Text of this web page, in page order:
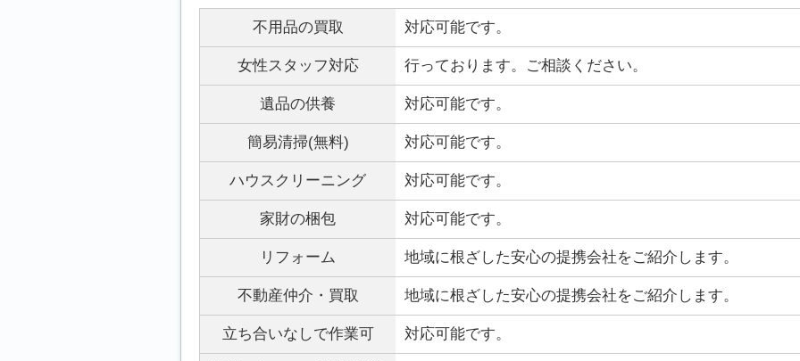
不用品の買取 対応可能です。
女性スタッフ対応 行っております。ご相談ください。
遺品の供養 対応可能です。
簡易清掃(無料) 対応可能です。
ハウスクリーニング 対応可能です。
家財の梱包 対応可能です。
リフォーム 地域に根ざした安心の提携会社をご紹介します。
不動産仲介・買取 地域に根ざした安心の提携会社をご紹介します。
立ち合いなしで作業可 対応可能です。